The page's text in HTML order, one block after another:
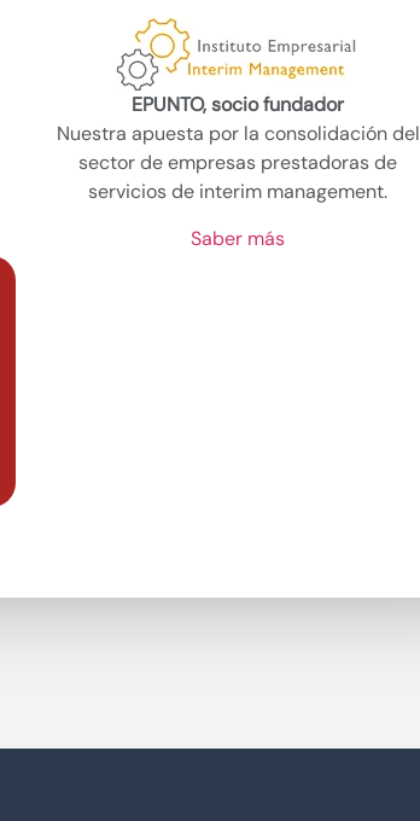
EPUNTO, socio fundador
Nuestra apuesta por la consolidación del
sector de empresas prestadoras de
servicios de interim management.
Saber más